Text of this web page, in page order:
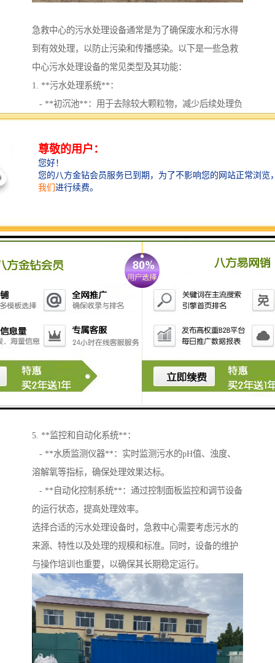
急救中心的污水处理设备通常是为了确保废水和污水得
到有效处理，以防止污染和传播感染。以下是一些急救
中心污水处理设备的常见类型及其功能：
1. **污水处理系统**：
- **初沉池**：用于去除较大颗粒物，减少后续处理负
荷。
- **生物处理设备**：利用微生物分解污水中的有机
物，例如生物滤池或活性污泥法。
2. **消毒设备**：
- **氯化消毒系统**：通过投加氯化剂对污水进行消
3. **污水收集和输送系统**：
- **污水泵**：用于将污水从不同区域收集并输送到处
理系统。
- **管道系统**：保证污水从各个采集点安全、地输送
到处理设备。
4. **固体废物处理系统**：
- **污泥脱水设备**：用于处理污水处理过程中产生的
5. **监控和自动化系统**：
- **水质监测仪器**：实时监测污水的pH值、浊度、
溶解氧等指标，确保处理效果达标。
- **自动化控制系统**：通过控制面板监控和调节设备
的运行状态，提高处理效率。
选择合适的污水处理设备时，急救中心需要考虑污水的
来源、特性以及处理的规模和标准。同时，设备的维护
与操作培训也重要，以确保其长期稳定运行。